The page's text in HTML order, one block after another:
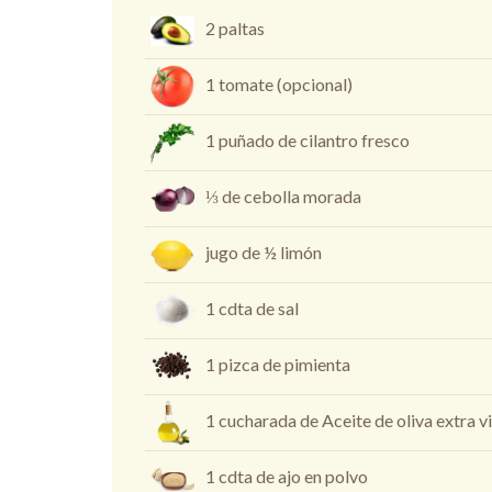
2 paltas
1 tomate (opcional)
1 puñado de cilantro fresco
⅓ de cebolla morada
jugo de ½ limón
1 cdta de sal
1 pizca de pimienta
1 cucharada de Aceite de oliva extra
1 cdta de ajo en polvo